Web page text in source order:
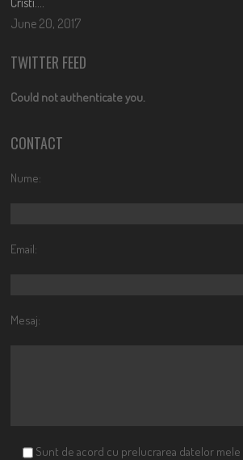
June 20, 2017
TWITTER FEED
Could not authenticate you.
CONTACT
Nume:
Email:
Mesaj:
Sunt de acord cu prelucrarea datelor